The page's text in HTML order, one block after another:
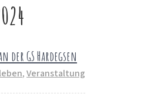
der GS Hardegsen
,Veranstaltung